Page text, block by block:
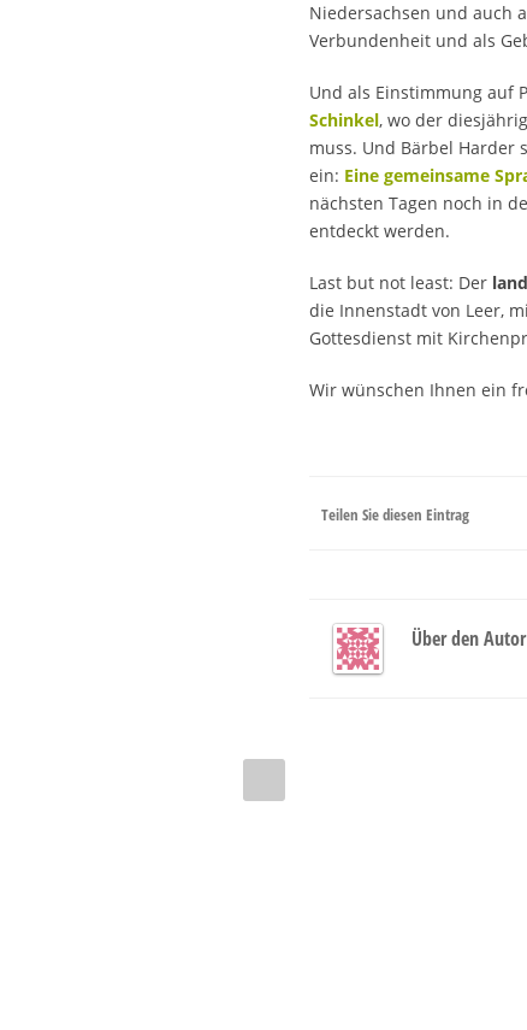
Niedersachsen und auch
Verbundenheit und als
Und als Einstimmung auf
Schinkel, wo der
muss. Und Bärbel Harder
ein: Eine gemeinsame
nächsten Tagen noch in
entdeckt werden.
Last but not least: Der
die Innenstadt von Leer,
Gottesdienst mit
Wir wünschen Ihnen ein
Teilen Sie diesen Eintrag
Über den Autor